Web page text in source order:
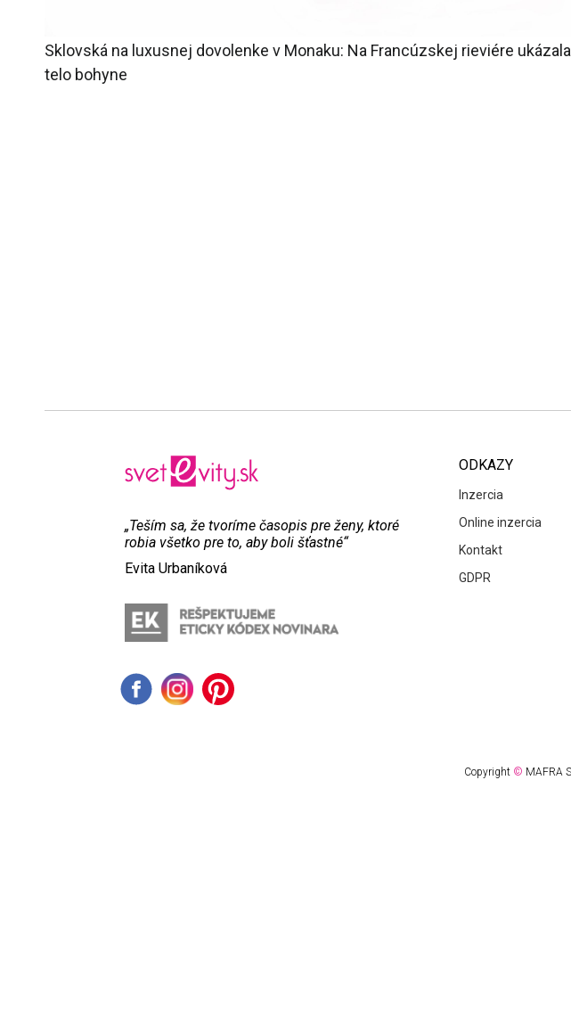
Sklovská na luxusnej dovolenke v Monaku: Na Francúzskej rieviére ukázala
telo bohyne
„Teším sa, že tvoríme časopis pre ženy, ktoré
robia všetko pre to, aby boli šťastné“
Evita Urbaníková
ODKAZY
Inzercia
Online inzercia
Kontakt
GDPR
Copyright © MAFRA